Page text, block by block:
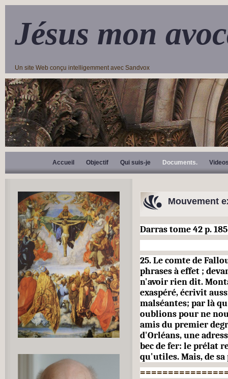
Jésus mon
Un site Web conçu intelligemment avec Sandvox
Accueil Objectif Qui suis-je Documents.
Mouvement
Darras tome 42 p. 185
25. Le comte de
phrases à effet ;
n'avoir rien dit.
exaspéré, écri­vit
malséantes; par là
oublions pour ne
amis du premier
d'Orléans, une
bec de fer: le prélat
qu'utiles. Mais, de sa